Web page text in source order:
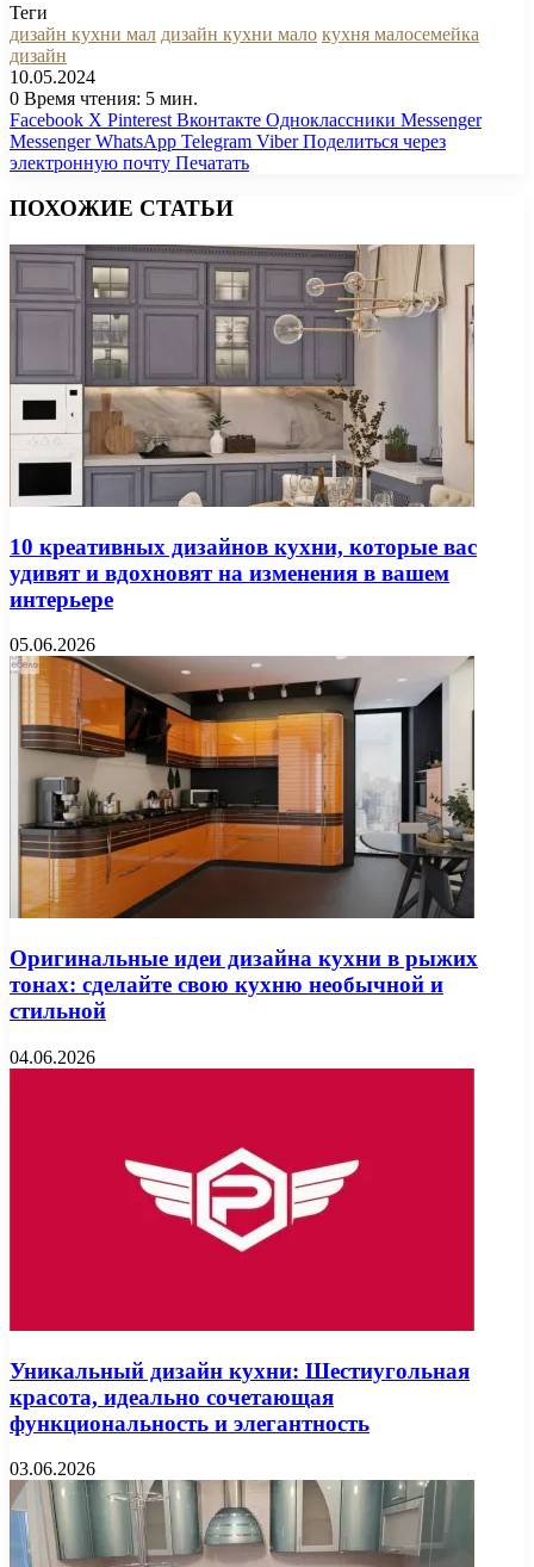
Теги
дизайн кухни мал дизайн кухни мало кухня малосемейка
дизайн
10.05.2024
0 Время чтения: 5 мин.
Facebook X Pinterest Вконтакте Одноклассники Messenger
Messenger WhatsApp Telegram Viber Поделиться через
электронную почту Печатать
ПОХОЖИЕ СТАТЬИ
10 креативных дизайнов кухни, которые вас
удивят и вдохновят на изменения в вашем
интерьере
05.06.2026
Оригинальные идеи дизайна кухни в рыжих
тонах: сделайте свою кухню необычной и
стильной
04.06.2026
Уникальный дизайн кухни: Шестиугольная
красота, идеально сочетающая
функциональность и элегантность
03.06.2026